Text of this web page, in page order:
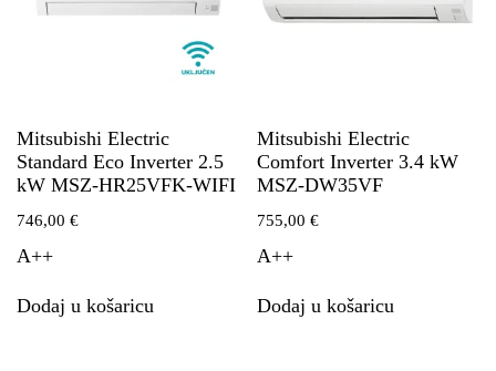
Mitsubishi Electric
Standard Eco Inverter 2.5
kW MSZ-HR25VFK-WIFI
746,00 €
A++
Dodaj u košaricu
Mitsubishi Electric
Comfort Inverter 3.4 kW
MSZ-DW35VF
755,00€
A++
Dodaj u košaricu